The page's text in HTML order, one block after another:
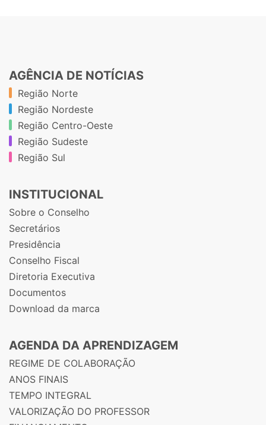
AGÊNCIA DE NOTÍCIAS
Região Norte
Região Nordeste
Região Centro-Oeste
Região Sudeste
Região Sul
INSTITUCIONAL
Sobre o Conselho
Secretários
Presidência
Conselho Fiscal
Diretoria Executiva
Documentos
Download da marca
AGENDA DA APRENDIZAGEM
REGIME DE COLABORAÇÃO
ANOS FINAIS
TEMPO INTEGRAL
VALORIZAÇÃO DO PROFESSOR